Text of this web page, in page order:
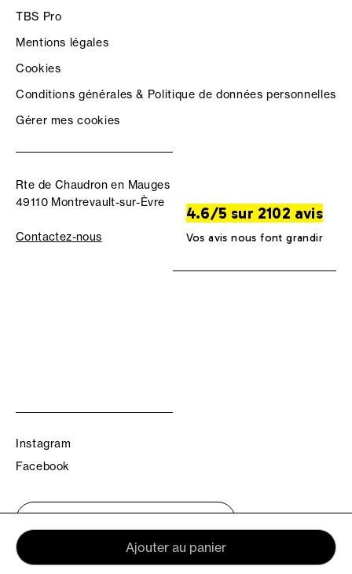
Ajouter au panier
TBS Pro
Mentions légales
Cookies
Conditions générales & Politique de données personnelles
Gérer mes cookies
Rte de Chaudron en Mauges
49110 Montrevault-sur-Èvre
Contactez-nous
4.6/5 sur 2102 avis
Vos avis nous font grandir
Instagram
Facebook